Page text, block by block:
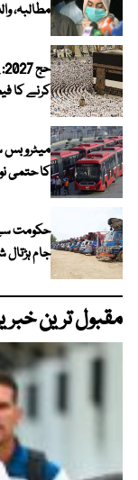
مطالبہ،
کرنے کا
کا حتمی
حکومت سے
جام ہڑتال
مقبول ترین